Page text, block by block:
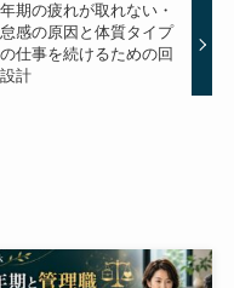
期の疲れが取れない・
感の原因と体質タイプ
仕事を続けるための回
計